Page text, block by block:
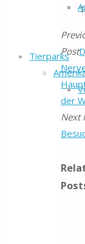
TierparksPost
der
Next